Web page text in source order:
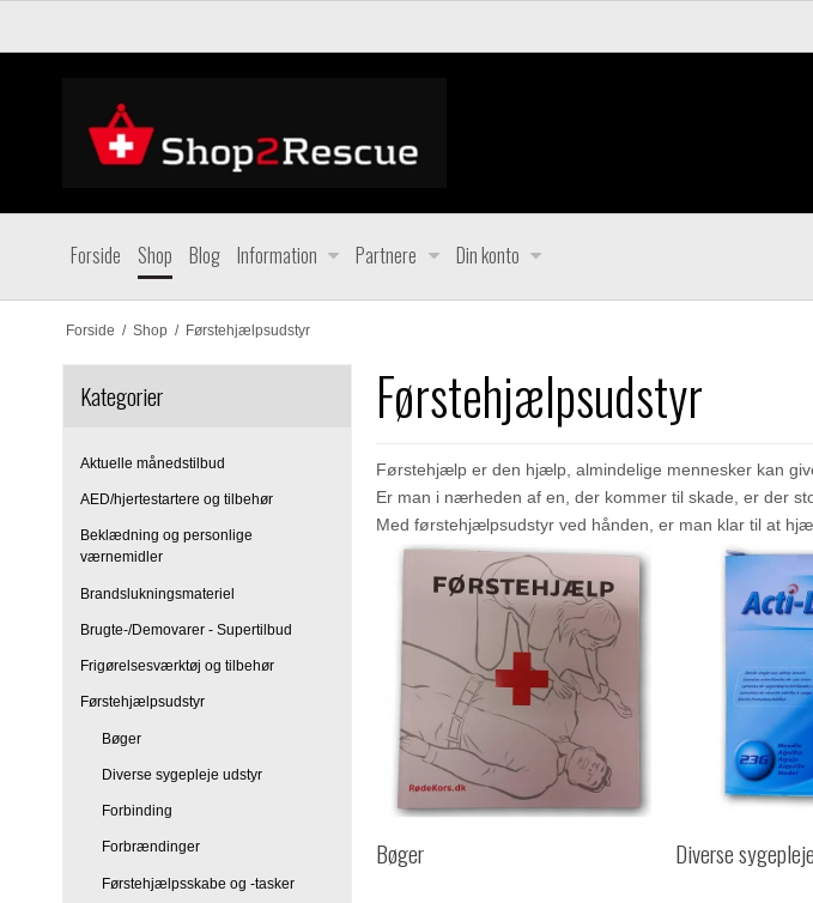
Forside Shop Blog Information Partnere Din konto
Forside / Shop / Førstehjælpsudstyr
Kategorier
Aktuelle månedstilbud
AED/hjertestartere og tilbehør
Beklædning og personlige
værnemidler
Brandslukningsmateriel
Brugte-/Demovarer - Supertilbud
Frigørelsesværktøj og tilbehør
Førstehjælpsudstyr
Bøger
Diverse sygepleje udstyr
Forbinding
Forbrændinger
Førstehjælpsskabe og -tasker
Førstehjælpsudstyr
Førstehjælp er den hjælp, almindelige mennesker kan
Er man i nærheden af en, der kommer til skade, er der
Med førstehjælpsudstyr ved hånden, er man klar til at
Bøger Diverse